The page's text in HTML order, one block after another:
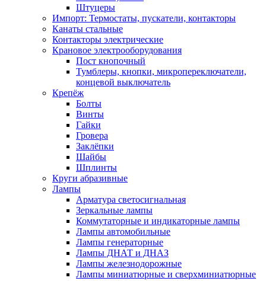
Штуцеры
Импорт: Термостаты, пускатели, контакторы
Канаты стальные
Контакторы электрические
Крановое электрооборудования
Пост кнопочный
Тумблеры, кнопки, микропереключатели,
концевой выключатель
Крепёж
Болты
Винты
Гайки
Гровера
Заклёпки
Шайбы
Шплинты
Круги абразивные
Лампы
Арматура светосигнальная
Зеркальные лампы
Коммутаторные и индикаторные лампы
Лампы автомобильные
Лампы генераторные
Лампы ДНАТ и ДНАЗ
Лампы железнодорожные
Лампы миниатюрные и сверхминиатюрные